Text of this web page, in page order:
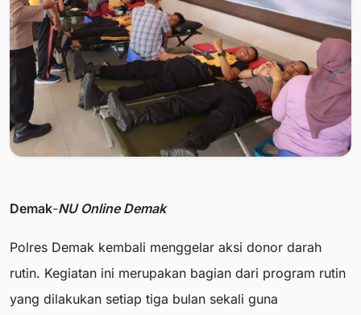
Demak-NU Online Demak
Polres Demak kembali menggelar aksi donor darah
rutin. Kegiatan ini merupakan bagian dari program rutin
yang dilakukan setiap tiga bulan sekali guna